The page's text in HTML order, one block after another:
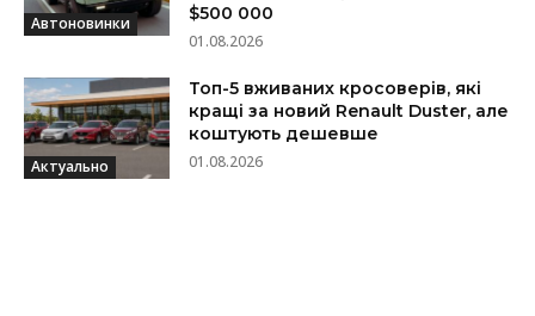
Автоновинки
$500 000
01.08.2026
Актуально
Топ-5 вживаних кросоверів, які
кращі за новий Renault Duster, але
коштують дешевше
01.08.2026